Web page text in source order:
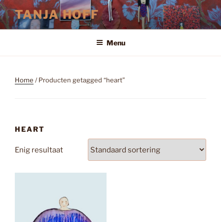
Ga
naar
de
TANJA HOFF
Menu
Home / Producten getagged “heart”
HEART
Enig resultaat